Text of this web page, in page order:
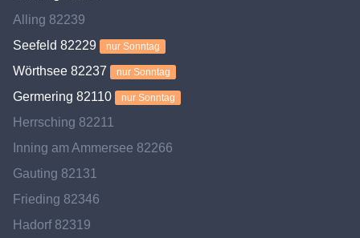
Alling 82239
Seefeld 82229
nur Sonntag
Wörthsee 82237 nur Sonntag
Germering 82110 nur Sonntag
Herrsching 82211
Inning am Ammersee 82266
Gauting 82131
Frieding 82346
Hadorf 82319